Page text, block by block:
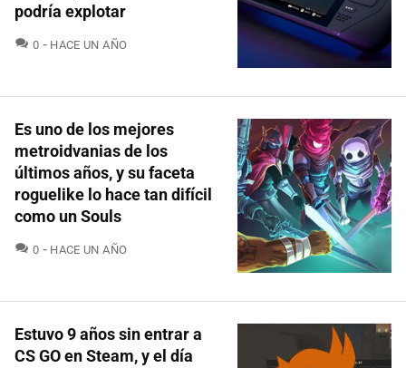
podría explotar
0 COMENTARIOS
HACE UN AÑO
Es uno de los mejores
metroidvanias de los
últimos años, y su faceta
roguelike lo hace tan difícil
como un Souls
0 COMENTARIOS
HACE UN AÑO
Estuvo 9 años sin entrar a
CS GO en Steam, y el día